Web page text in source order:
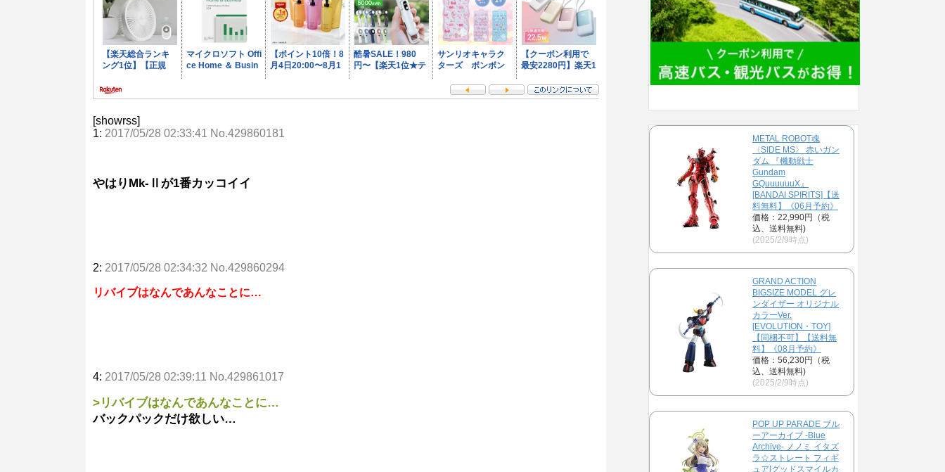
[showrss]
1: 2017/05/28 02:33:41 No.429860181
やはりMk-Ⅱが1番カッコイイ
2: 2017/05/28 02:34:32 No.429860294
リバイブはなんであんなことに…
4: 2017/05/28 02:39:11 No.429861017
>リバイブはなんであんなことに…
バックパックだけ欲しい…
METAL ROBOT魂
〈SIDE MS〉 赤いガン
ダム 『機動戦士
Gundam
GQuuuuuuX』
[BANDAI SPIRITS]【送
料無料】《06月予約》
価格：22,990円（税
込、送料無料)
(2025/2/9時点)
GRAND ACTION
BIGSIZE MODEL グレ
ンダイザー オリジナル
カラーVer.
[EVOLUTION・TOY]
【同梱不可】【送料無
料】《08月予約》
価格：56,230円（税
込、送料無料)
(2025/2/9時点)
POP UP PARADE ブル
ーアーカイブ -Blue
Archive- ノノミ イタズ
ラ☆ストレート フィギ
ュア[グッドスマイルカ